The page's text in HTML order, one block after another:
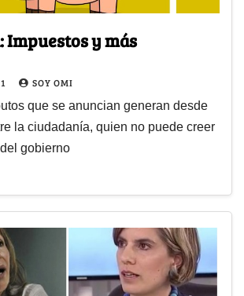
y más
SOY OMI
que se anuncian generan desde
la ciudadanía, quien no puede creer
gobierno